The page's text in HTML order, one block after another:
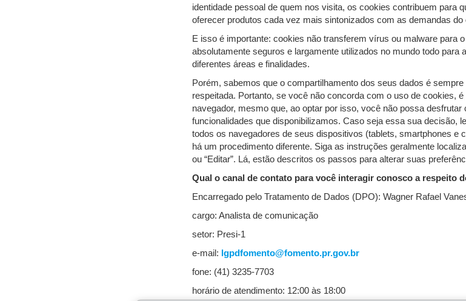
identidade pessoal de quem nos visita, os cookies contribuem para
oferecer produtos cada vez mais sintonizados com as demandas do
E isso é importante: cookies não transferem vírus ou malware para
absolutamente seguros e largamente utilizados no mundo todo para
diferentes áreas e finalidades.
Porém, sabemos que o compartilhamento dos seus dados é
respeitada. Portanto, se você não concorda com o uso de cookies,
navegador, mesmo que, ao optar por isso, você não possa desfrutar
funcionalidades que disponibilizamos. Caso seja essa sua decisão,
todos os navegadores de seus dispositivos (tablets, smartphones e
há um procedimento diferente. Siga as instruções geralmente
ou “Editar”. Lá, estão descritos os passos para alterar suas
Qual o canal de contato para você interagir conosco a respeito
Encarregado pelo Tratamento de Dados (DPO): Wagner Rafael
cargo: Analista de comunicação
setor: Presi-1
e-mail: lgpdfomento@fomento.pr.gov.br
fone: (41) 3235-7703
horário de atendimento: 12:00 às 18:00